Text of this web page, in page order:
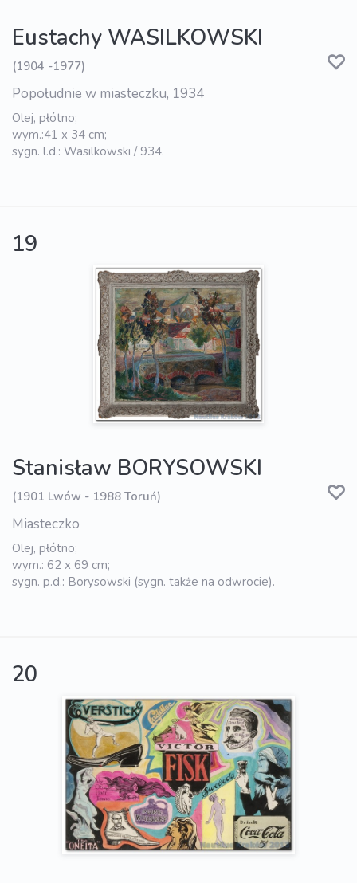
Eustachy WASILKOWSKI
(1904 -1977)
Popołudnie w miasteczku, 1934
Olej, płótno;
wym.:41 x 34 cm;
sygn. l.d.: Wasilkowski / 934.
19
Stanisław BORYSOWSKI
(1901 Lwów - 1988 Toruń)
Miasteczko
Olej, płótno;
wym.: 62 x 69 cm;
sygn. p.d.: Borysowski (sygn. także na odwrocie).
20